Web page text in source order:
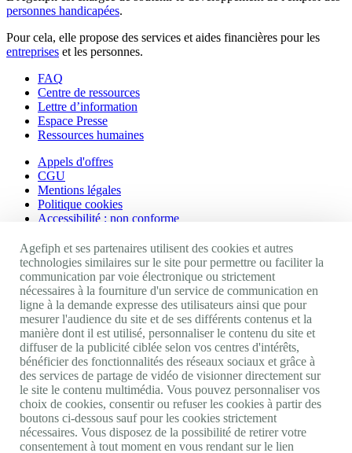
personnes handicapées.
Pour cela, elle propose des services et aides financières pour les
entreprises et les personnes.
FAQ
Centre de ressources
Lettre d’information
Espace Presse
Ressources humaines
Appels d'offres
CGU
Mentions légales
Politique cookies
Accessibilité : non conforme
Nos autres sites
Site portail Agefiph
Activateur de progrès
Handinnov
Innovation et recherche
Université du RRH
Service AppuiPro
Nous suivre
Youtube
Linkedin
Agefiph et ses partenaires utilisent des cookies et autres
technologies similaires sur le site pour permettre ou faciliter la
communication par voie électronique ou strictement
nécessaires à la fourniture d'un service de communication en
ligne à la demande expresse des utilisateurs ainsi que pour
mesurer l'audience du site et de ses différents contenus et la
manière dont il est utilisé, personnaliser le contenu du site et
diffuser de la publicité ciblée selon vos centres d'intérêts,
bénéficier des fonctionnalités des réseaux sociaux et grâce à
des services de partage de vidéo de visionner directement sur
le site le contenu multimédia. Vous pouvez personnaliser vos
choix de cookies, consentir ou refuser les cookies à partir des
boutons ci-dessous sauf pour les cookies strictement
nécessaires. Vous disposez de la possibilité de retirer votre
consentement à tout moment en vous rendant sur le lien